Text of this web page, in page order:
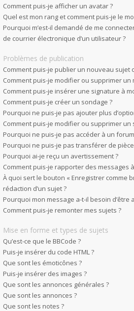
Comment puis-je afficher un avatar ?
Quel est mon rang et comment puis-je le
Pourquoi m’est-il demandé de me
de courrier électronique d’un utilisateur ?
Problèmes de publication
Comment puis-je publier un nouveau sujet
Comment puis-je modifier ou supprimer un
Comment puis-je insérer une signature à
Comment puis-je créer un sondage ?
Pourquoi ne puis-je pas ajouter plus
Comment puis-je modifier ou supprimer un
Pourquoi ne puis-je pas accéder à un
Pourquoi ne puis-je pas transférer de
Pourquoi ai-je reçu un avertissement ?
Comment puis-je rapporter des messages
À quoi sert le bouton « Enregistrer comme
rédaction d’un sujet ?
Pourquoi mon message a-t-il besoin d’être
Comment puis-je remonter mes sujets ?
Mise en forme et types de sujets
Qu’est-ce que le BBCode ?
Puis-je insérer du code HTML ?
Que sont les émoticônes ?
Puis-je insérer des images ?
Que sont les annonces générales ?
Que sont les annonces ?
Que sont les notes ?